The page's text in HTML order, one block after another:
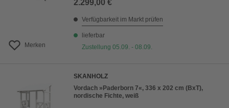
Merken
2.299,00 €
Verfügbarkeit im Markt prüfen
lieferbar
Zustellung 05.09. - 08.09.
SKANHOLZ
Vordach »Paderborn 7«, 336 x 202 cm (BxT),
nordische Fichte, weiß